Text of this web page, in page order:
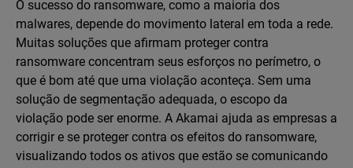
O sucesso do ransomware, como a maioria dos
malwares, depende do movimento lateral em toda a rede.
Muitas soluções que afirmam proteger contra
ransomware concentram seus esforços no perímetro, o
que é bom até que uma violação aconteça. Sem uma
solução de segmentação adequada, o escopo da
violação pode ser enorme. A Akamai ajuda as empresas a
corrigir e se proteger contra os efeitos do ransomware,
visualizando todos os ativos que estão se comunicando